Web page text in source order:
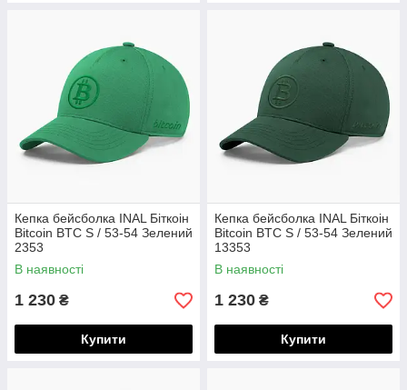
Кепка бейсболка INAL Біткоін
Bitcoin BTC S / 53-54 Зелений
2353
В наявності
1 230 ₴
Купити
Кепка бейсболка INAL Біткоін
Bitcoin BTC S / 53-54 Зелений
13353
В наявності
1 230 ₴
Купити